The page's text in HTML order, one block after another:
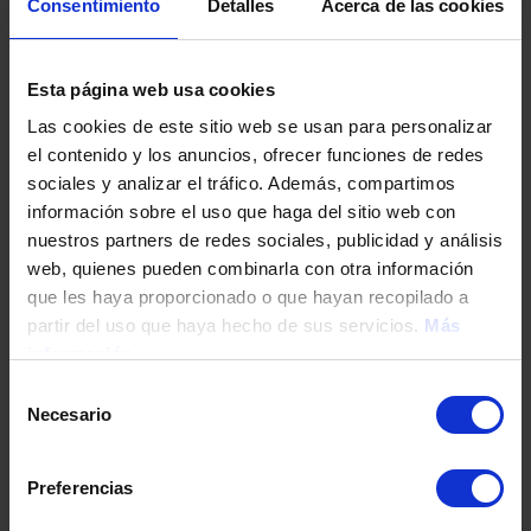
Consentimiento Detalles Acerca de las cookies
Esta página web usa cookies
Las cookies de este sitio web se usan para personalizar
el contenido y los anuncios, ofrecer funciones de redes
sociales y analizar el tráfico. Además, compartimos
información sobre el uso que haga del sitio web con
nuestros partners de redes sociales, publicidad y análisis
web, quienes pueden combinarla con otra información
que les haya proporcionado o que hayan recopilado a
partir del uso que haya hecho de sus servicios. Más
Necesario
Preferencias
umfangreiches Dienstleistungsangebot mit
zur Verfügung. Für Sportfans gibt es einen
Tennisclub und die örtlichen Mehrzweck-
Sportanlagen. In wenigen Minuten Entfernung lockt
gleich am Strand die einladende Einkaufsgalerie
Laguna Village.
Die Costa del Sol ist der ideale Ort für alle Golffans.
La Resina, El Paraíso, Atalaya und Real Club de Golf,